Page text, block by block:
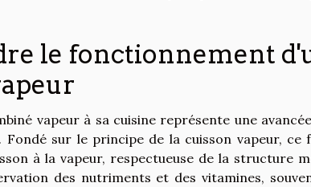
le fonctionnement
vapeur à sa cuisine représente une
Fondé sur le principe de la cuisson vapeur,
à la vapeur, respectueuse de la structure
des nutriments et des vitamines,